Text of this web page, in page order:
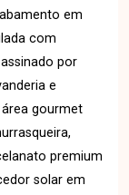
em
com
por
e
gourmet
premium
solar em